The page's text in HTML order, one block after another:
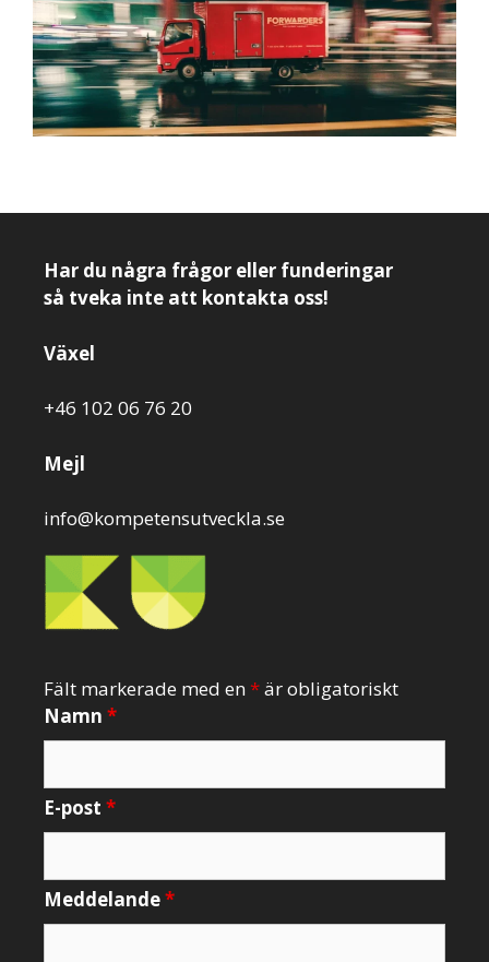
Har du några frågor eller funderingar
så tveka inte att kontakta oss!
Växel
+46 102 06 76 20
Mejl
info@kompetensutveckla.se
Fält markerade med en*är obligatoriskt
Namn *
E-post *
Meddelande*